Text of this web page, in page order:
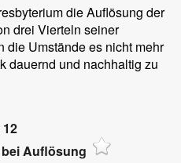
die Auflösung der
drei Vierteln seiner
die Umstände es nicht mehr
dauernd und nachhaltig zu
12
Auflösung